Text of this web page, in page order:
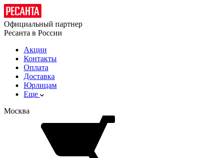
Официальный партнер
Ресанта в России
Акции
Контакты
Оплата
Доставка
Юрлицам
Еще
Москва